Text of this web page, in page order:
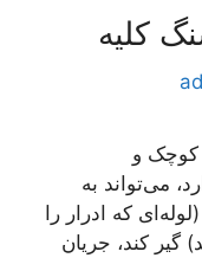
کلیه
کوچک و
می‌تواند به
که ادرار را
گیر کند، جریان